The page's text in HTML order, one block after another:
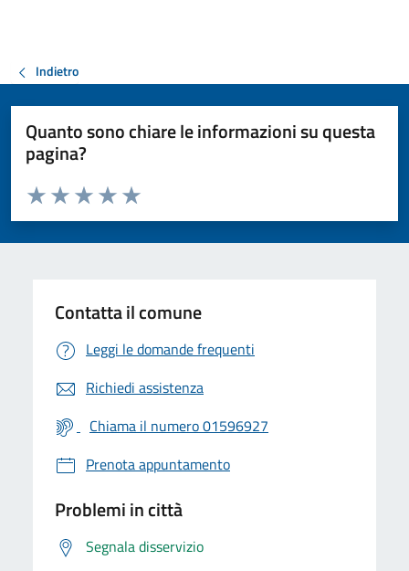
Indietro
Quanto sono chiare le informazioni su questa
pagina?
Valuta da 1 a 5 stelle la pagina
Valuta 5 stelle su 5
Valuta 4 stelle su 5
Valuta 3 stelle su 5
Valuta 2 stelle su 5
Valuta 1 stelle su 5
Contatta il comune
Leggi le domande frequenti
Richiedi assistenza
Chiama il numero 01596927
Prenota appuntamento
Problemi in città
Segnala disservizio